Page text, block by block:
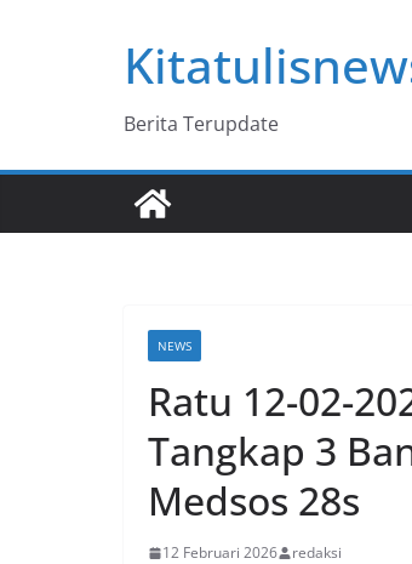
Berita Terupdate
NEWS
Ratu 12-02-
Tangkap 3
Medsos 28s
12 Februari 2026 redaksi